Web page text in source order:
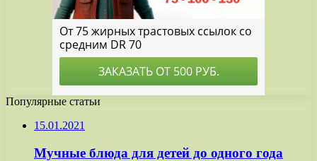
Популярные статьи
15.01.2021
Мучные блюда для детей до одного года